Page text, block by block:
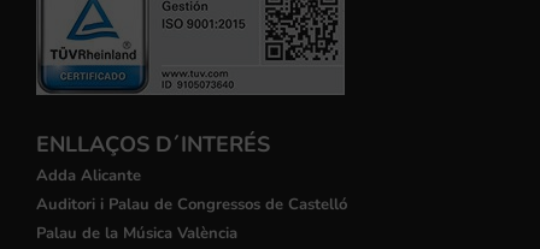
ENLLAÇOS D´INTERÉS
Adda Alicante
Auditori i Palau de Congressos de Castelló
Palau de la Música València